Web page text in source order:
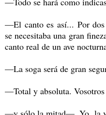
—El canto es así... Por
se necesitaba una gran
canto real de un ave
—La soga será de gran
—Total y absoluta.